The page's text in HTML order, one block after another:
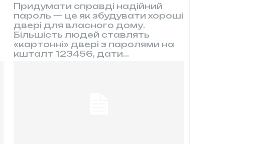
Придумати справді надійний
пароль — це як збудувати хороші
двері для власного дому.
Більшість людей ставлять
«картонні» двері з паролями на
кшталт 123456, дати...